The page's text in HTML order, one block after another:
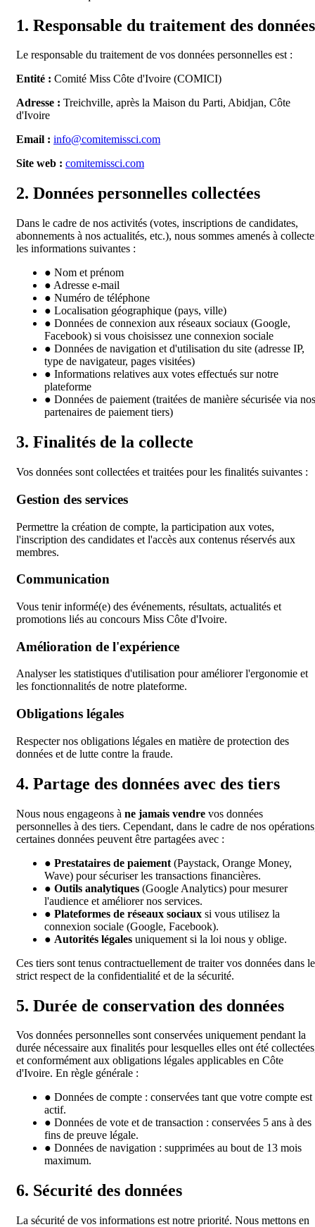
1. Responsable du traitement des données
Le responsable du traitement de vos données personnelles est :
Entité : Comité Miss Côte d'Ivoire (COMICI)
Adresse : Treichville, après la Maison du Parti, Abidjan, Côte
d'Ivoire
Email : info@comitemissci.com
Site web : comitemissci.com
2. Données personnelles collectées
Dans le cadre de nos activités (votes, inscriptions de candidates,
abonnements à nos actualités, etc.), nous sommes amenés à
les informations suivantes :
● Nom et prénom
● Adresse e-mail
● Numéro de téléphone
● Localisation géographique (pays, ville)
● Données de connexion aux réseaux sociaux (Google,
Facebook) si vous choisissez une connexion sociale
● Données de navigation et d'utilisation du site (adresse IP,
type de navigateur, pages visitées)
● Informations relatives aux votes effectués sur notre
plateforme
● Données de paiement (traitées de manière sécurisée via nos
partenaires de paiement tiers)
3. Finalités de la collecte
Vos données sont collectées et traitées pour les finalités suivantes :
Gestion des services
Permettre la création de compte, la participation aux votes,
l'inscription des candidates et l'accès aux contenus réservés aux
membres.
Communication
Vous tenir informé(e) des événements, résultats, actualités et
promotions liés au concours Miss Côte d'Ivoire.
Amélioration de l'expérience
Analyser les statistiques d'utilisation pour améliorer l'ergonomie et
les fonctionnalités de notre plateforme.
Obligations légales
Respecter nos obligations légales en matière de protection des
données et de lutte contre la fraude.
4. Partage des données avec des tiers
Nous nous engageons à ne jamais vendre vos données
personnelles à des tiers. Cependant, dans le cadre de nos
certaines données peuvent être partagées avec :
● Prestataires de paiement (Paystack, Orange Money,
Wave) pour sécuriser les transactions financières.
● Outils analytiques (Google Analytics) pour mesurer
l'audience et améliorer nos services.
● Plateformes de réseaux sociaux si vous utilisez la
connexion sociale (Google, Facebook).
● Autorités légales uniquement si la loi nous y oblige.
Ces tiers sont tenus contractuellement de traiter vos données dans le
strict respect de la confidentialité et de la sécurité.
5. Durée de conservation des données
Vos données personnelles sont conservées uniquement pendant la
durée nécessaire aux finalités pour lesquelles elles ont été
et conformément aux obligations légales applicables en Côte
d'Ivoire. En règle générale :
● Données de compte : conservées tant que votre compte est
actif.
● Données de vote et de transaction : conservées 5 ans à des
fins de preuve légale.
● Données de navigation : supprimées au bout de 13 mois
maximum.
6. Sécurité des données
La sécurité de vos informations est notre priorité. Nous mettons en